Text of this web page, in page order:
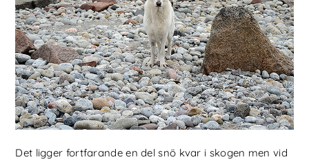
Det ligger fortfarande en del snö kvar i skogen men vid